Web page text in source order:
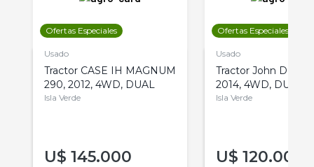
Ofertas Especiales
Usado
Tractor CASE IH MAGNUM
290, 2012, 4WD, DUAL
Isla Verde
U$ 145.000
Ofertas Especiales
Usado
Tractor John Deere
2014, 4WD, DUAL
Isla Verde
U$ 120.000